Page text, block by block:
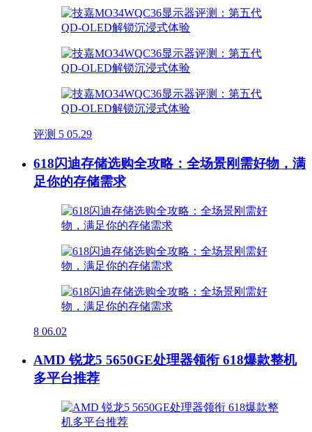
评测 5 05.29
618闪迪存储选购全攻略：全场景刚需好物，满
足你的存储需求
8 06.02
AMD 锐龙5 5650GE处理器领衔 618爆款整机
多平台推荐